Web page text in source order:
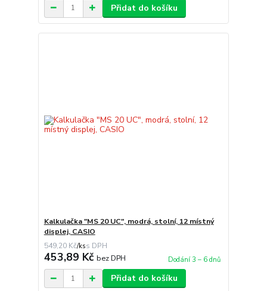
Přidat do košíku
Kalkulačka "MS 20 UC", modrá, stolní, 12 místný
displej, CASIO
549,20 Kč/ks
453,89 Kč bez DPH Dodání 3 – 6 dnů
Přidat do košíku